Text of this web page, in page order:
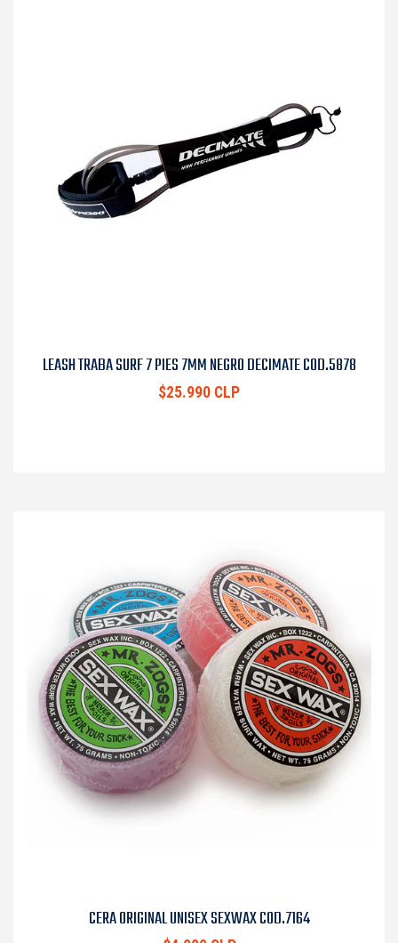
LEASH TRABA SURF 7 PIES 7MM NEGRO DECIMATE COD.5878
$25.990 CLP
CERA ORIGINAL UNISEX SEXWAX COD.7164